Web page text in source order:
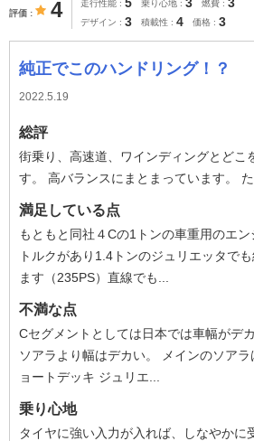
評価 4 走行性能 乗り心地 燃費
デザイン 3 積載性 4 価格 3
純正でこのハンドリング！？
2022.5.19
総評
街乗り、高速道、ワインディングとどこ
す。 高バランスにまとまっています。
満足している点
もともと同社４Cの1トンの車重用のエ
トルクがあり1.4トンのジュリエッタで
ます（235PS）直線でも...
不満な点
Cセグメントとしては日本では車幅がデ
ソアラより幅はデカい。 メインのソア
ョートデッキ ジュリエ...
乗り心地
タイヤに強い入力が入れば、しなやかに